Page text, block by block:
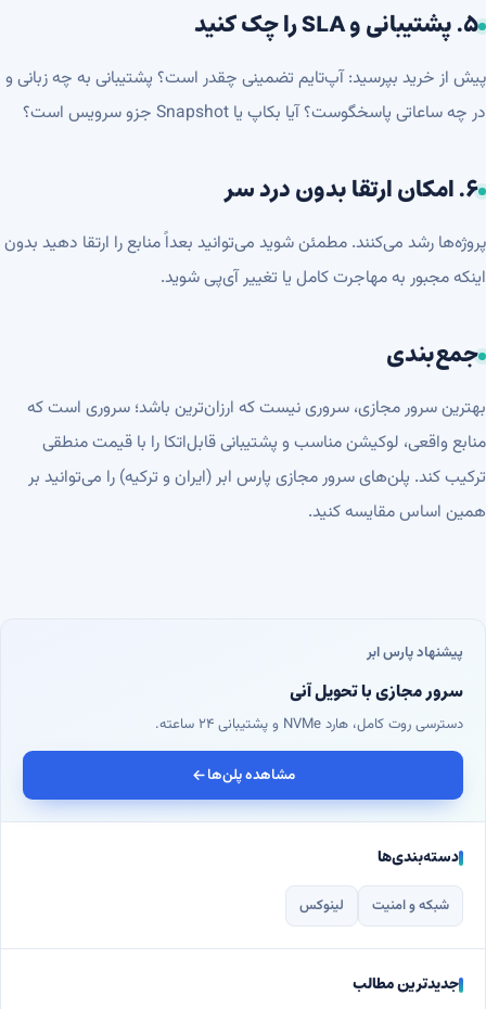
۵. پشتیبانی و SLA را چک کنید
پیش از خرید بپرسید: آپ‌تایم تضمینی چقدر است؟ پشتیبانی به چه زبانی و
در چه ساعاتی پاسخگوست؟ آیا بکاپ یا Snapshot جزو سرویس است؟
۶. امکان ارتقا بدون درد سر
پروژه‌ها رشد می‌کنند. مطمئن شوید می‌توانید بعداً منابع را ارتقا دهید بدون
اینکه مجبور به مهاجرت کامل یا تغییر آی‌پی شوید.
جمع‌بندی
بهترین سرور مجازی، سروری نیست که ارزان‌ترین باشد؛ سروری است که
منابع واقعی، لوکیشن مناسب و پشتیبانی قابل‌اتکا را با قیمت منطقی
ترکیب کند. پلن‌هایسرور مجازی پارس ابر(ایران و ترکیه) را می‌توانید بر
همین اساس مقایسه کنید.
پیشنهاد پارس ابر
سرور مجازی با تحویل آنی
دسترسی روت کامل، هارد NVMe و پشتیبانی ۲۴ ساعته.
مشاهده پلن‌ها
دسته‌بندی‌ها
شبکه و امنیت لینوکس
جدیدترین مطالب